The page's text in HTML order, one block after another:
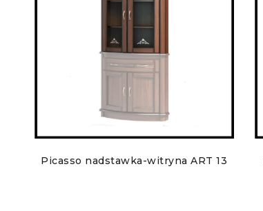
Picasso nadstawka-witryna ART 13